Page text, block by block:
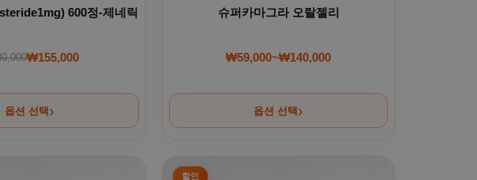
600정-제네릭
원래 가격: ₩180,000.
₩155,000
현재 가격: ₩155,000.
옵션 선택
슈퍼카마그라 오랄젤리
₩59,000~₩140,000
가격 범위: ₩59,000~₩140,000
옵션 선택
선택할 수 있습니다
이 이 상품에 있습니다. 상품 페이지에서 옵션을 선택할 수 있습니다
여러 상품 옵션이 이 상품에 있습니다. 상품 페이지에